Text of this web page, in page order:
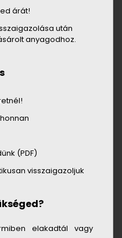
árát!
után
anyagodhoz.
(PDF)
visszaigazoljuk
elakadtál vagy